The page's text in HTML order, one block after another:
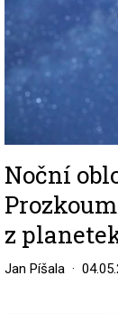
Noční
z
Jan Píšala